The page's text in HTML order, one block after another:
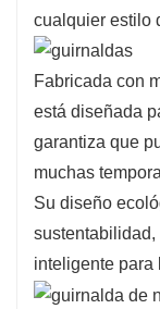
cualquier estilo
Fabricada con
está diseñada
garantiza que
muchas
Su diseño
inteligente para